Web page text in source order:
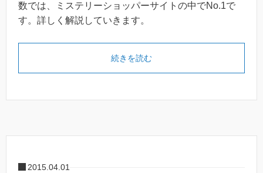
数では、ミステリーショッパーサイトの中でNo.1で
す。詳しく解説していきます。
続きを読む
2015.04.01